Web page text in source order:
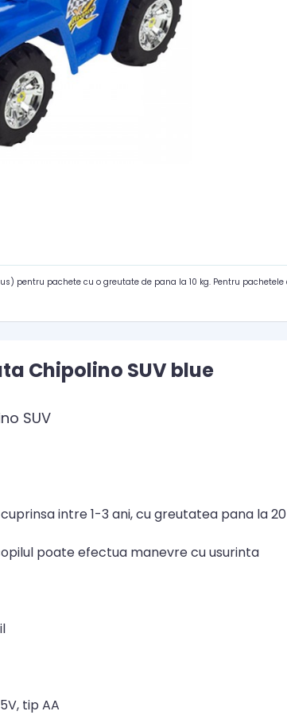
pentru pachete cu o greutate de pana la 10 kg. Pentru
Chipolino SUV blue
SUV
intre 1-3 ani, cu greutatea pana la
poate efectua manevre cu usurinta
tip AA